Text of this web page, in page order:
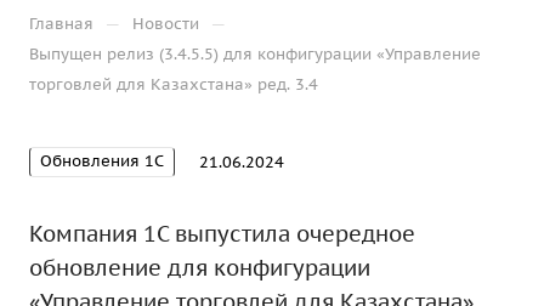
Главная — Новости —
Выпущен релиз (3.4.5.5) для конфигурации «Управление
торговлей для Казахстана» ред. 3.4
Обновления 1С 21.06.2024
Компания 1С выпустила очередное
обновление для конфигурации